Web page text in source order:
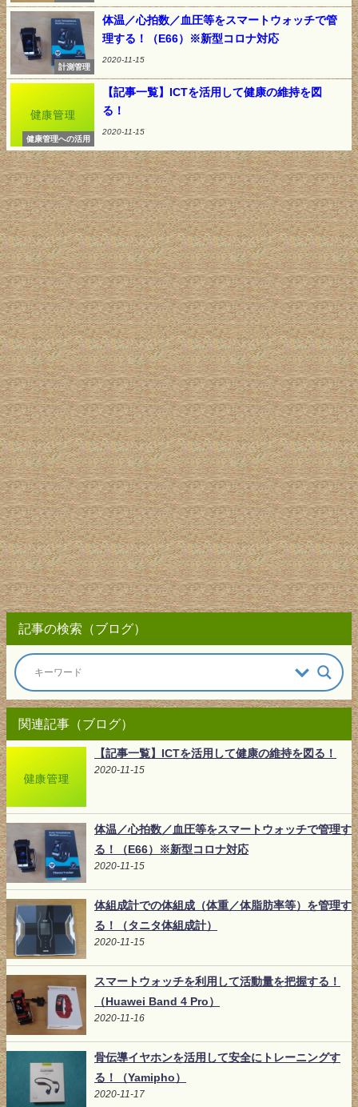
計測管理
体温／心拍数／血圧等をスマートウォッチで管
理する！（E66）※新型コロナ対応
2020-11-15
健康管理への活用
【記事一覧】ICTを活用して健康の維持を図
る！
2020-11-15
記事の検索（ブログ）
関連記事（ブログ）
【記事一覧】ICTを活用して健康の維持を図る！
2020-11-15
体温／心拍数／血圧等をスマートウォッチで管理す
る！（E66）※新型コロナ対応
2020-11-15
体組成計での体組成（体重／体脂肪率等）を管理す
る！（タニタ体組成計）
2020-11-15
スマートウォッチを利用して活動量を把握する！
（Huawei Band 4 Pro）
2020-11-16
骨伝導イヤホンを活用して安全にトレーニングす
る！（Yamipho）
2020-11-17